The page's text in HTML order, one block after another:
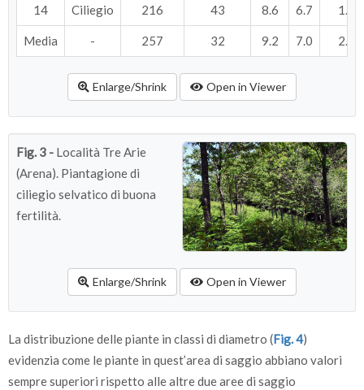
14 Ciliegio 216 43 8.6 6.7 1.26
Media - 257 32 9.2 7.0 2.00
Enlarge/Shrink Open in Viewer
Fig. 3 - Località Tre Arie
(Arena). Piantagione di
ciliegio selvatico di buona
fertilità.
Enlarge/Shrink Open in Viewer
La distribuzione delle piante in classi di diametro (Fig. 4)
evidenzia come le piante in quest’area di saggio abbiano valori
sempre superiori rispetto alle altre due aree di saggio